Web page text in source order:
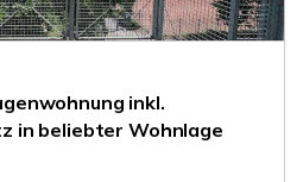
inkl.
in beliebter Wohnlage